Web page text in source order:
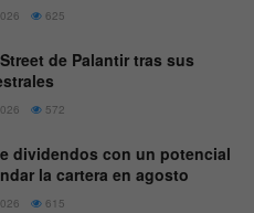
625
de Palantir tras sus
572
dividendos con un potencial
la cartera en agosto
615